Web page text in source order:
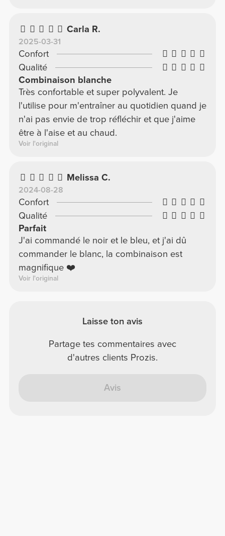
Carla R.
2025-03-31
Confort
Qualité
Combinaison blanche
Très confortable et super polyvalent. Je
l'utilise pour m'entraîner au quotidien quand je
n'ai pas envie de trop réfléchir et que j'aime
être à l'aise et au chaud.
Voir l'original
Melissa C.
2024-08-28
Confort
Qualité
Parfait
J'ai commandé le noir et le bleu, et j'ai dû
commander le blanc, la combinaison est
magnifique ❤️
Voir l'original
Laisse ton avis
Partage tes commentaires avec
d'autres clients Prozis.
Avis